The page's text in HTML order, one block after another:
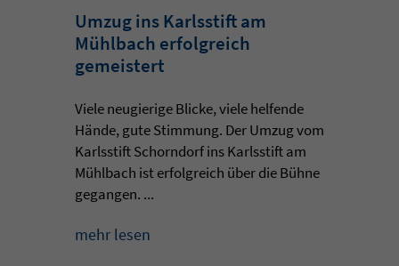
Umzug ins Karlsstift am
Mühlbach erfolgreich
gemeistert
Viele neugierige Blicke, viele helfende
Hände, gute Stimmung. Der Umzug vom
Karlsstift Schorndorf ins Karlsstift am
Mühlbach ist erfolgreich über die Bühne
gegangen. ...
mehr lesen